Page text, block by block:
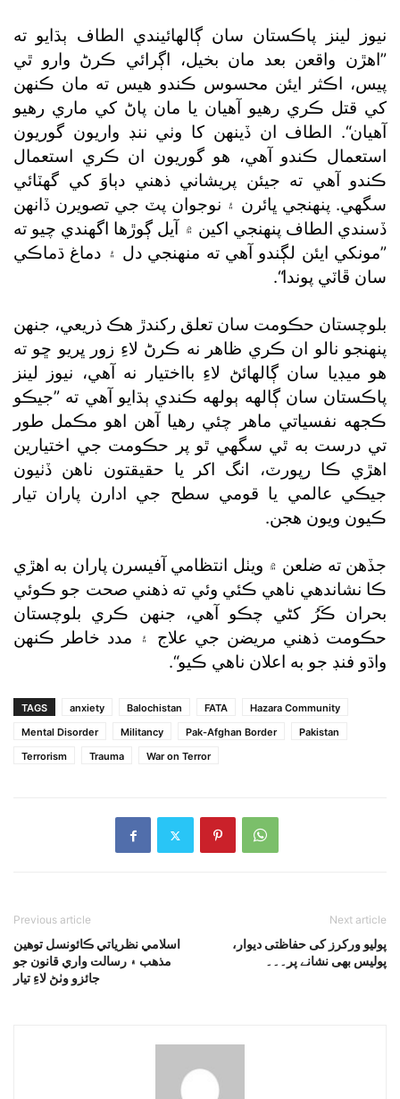
نيوز لينز پاڪستان سان ڳالهائيندي الطاف ٻڌايو ته
”اهڙن واقعن بعد مان بخيل، اڳرائي ڪرڻ وارو ٿي
پيس، اڪثر ايئن محسوس ڪندو هيس ته مان ڪنهن
کي قتل ڪري رهيو آهيان يا مان پاڻ کي ماري رهيو
آهيان“. الطاف ان ڏينهن کا وٺي ننڊ واريون گوريون
استعمال ڪندو آهي، هو گوريون ان ڪري استعمال
ڪندو آهي ته جيئن پريشاني ذهني دٻاوَ کي گھٽائي
سگھي. پنهنجي ڀائرن ۽ نوجوان پٽ جي تصويرن ڏانهن
ڏسندي الطاف پنهنجي اکين ۾ آيل ڳوڙها اگھندي چيو ته
”مونکي ايئن لڳندو آهي ته منهنجي دل ۽ دماغ ڌماڪي
سان ڦاٽي پوندا“.
بلوچستان حڪومت سان تعلق رکندڙ هڪ ذريعي، جنهن
پنهنجو نالو ان ڪري ظاهر نه ڪرڻ لاءِ زور ڀريو ڇو ته
هو ميڊيا سان ڳالهائڻ لاءِ بااختيار نه آهي، نيوز لينز
پاڪستان سان ڳالهه ٻولهه ڪندي ٻڌايو آهي ته ”جيڪو
ڪجهه نفسياتي ماهر چئي رهيا آهن اهو مڪمل طور
تي درست به ٿي سگھي ٿو پر حڪومت جي اختيارين
اهڙي ڪا رپورٽ، انگ اکر يا حقيقتون ناهن ڏٺيون
جيڪي عالمي يا قومي سطح جي ادارن پاران تيار
ڪيون ويون هجن.
جڏهن ته ضلعن ۾ ويٺل انتظامي آفيسرن پاران به اهڙي
ڪا نشاندهي ناهي ڪئي وئي ته ذهني صحت جو ڪوئي
بحران ڪَرُ کڻي چڪو آهي، جنهن ڪري بلوچستان
حڪومت ذهني مريضن جي علاج ۽ مدد خاطر ڪنهن
واڌو فنڊ جو به اعلان ناهي ڪيو“.
TAGS anxiety Balochistan FATA
Hazara Community
Mental Disorder
Militancy Pak-Afghan Border
Pakistan
Terrorism
Trauma War on Terror
Previous article
اسلامي نظرياتي ڪائونسل توهين
مذهب ۽ رسالت واري قانون جو
جائزو وٺڻ لاءِ تيار
Next article
پولیو ورکرز کی حفاظتی دیوار،
پولیس بھی نشانے پر۔۔۔